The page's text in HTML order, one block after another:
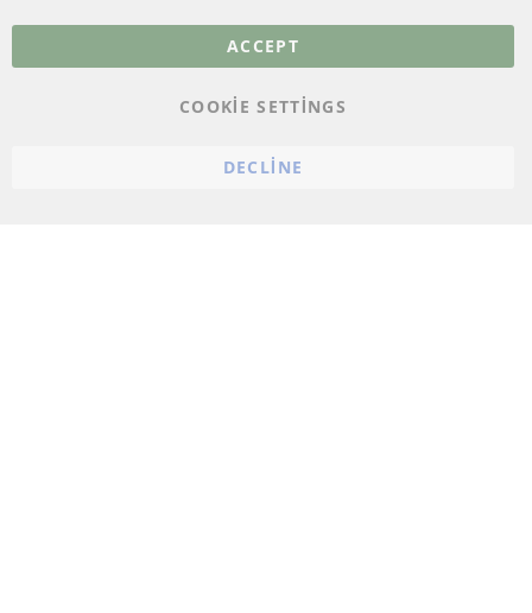
Veri koruma
Genel Çalışma Koşulları
ACCEPT
COOKIE SETTINGS
DECLINE